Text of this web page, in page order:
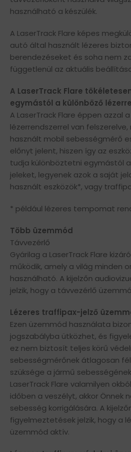
használható a készülék.
A LaserTrack Flare képes
autó által használt lézeres
berendezéseket és soha nem
függetlenül az aktuális
A LaserTrack Flare
egymástól a különböző
A LaserTrack Flare éppen azzal
lézerrendszerrel van
használt mobil sebességmérő
előnyt jelent, hiszen így az
tudja különböztetni egymástól
jeleket, legyenek azok a saját
használt eszközök*, vagy
* például lézeres tempomat
Több üzemmód
Távvezérlő
Gyárilag a LaserTrack Flare
működik, amely a világ minden
használható. A kijelzőn
jelzik, hogy a távvezérlő
Lézeres traffipax-jelző
Ezen üzemmód használata
jogszabályba ütközhet, és
ez nem biztosít teljes körű
sebességmérőnek átlagosan
szüksége a jármű
LaserTrack Flare valamilyen
időben a veszélyt, akkor Önnek
sebesség korrigálására. A
figyelmeztetések jelzik, hogy a
üzemmód aktív.